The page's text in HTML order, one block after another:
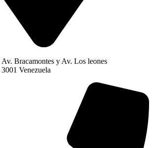
Bracamontes y Av. Los leones
Venezuela